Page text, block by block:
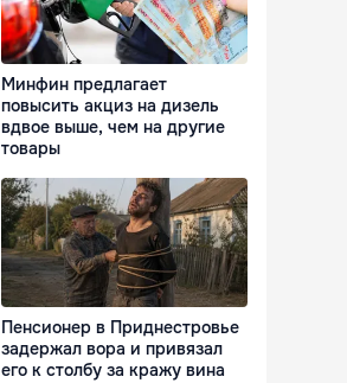
Минфин предлагает
повысить акциз на дизель
вдвое выше, чем на другие
товары
Пенсионер в Приднестровье
задержал вора и привязал
его к столбу за кражу вина